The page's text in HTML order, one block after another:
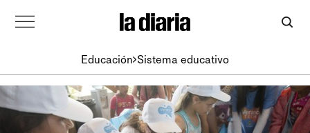
Educación Sistema educativo